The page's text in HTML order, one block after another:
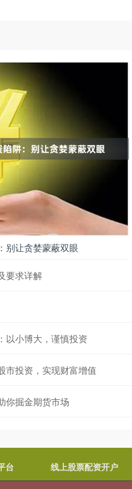
别让贪婪蒙蔽双眼
要求详解
以小博大，谨慎投资
市投资，实现财富增值
你掘金期货市场
台 线上股票配资开户